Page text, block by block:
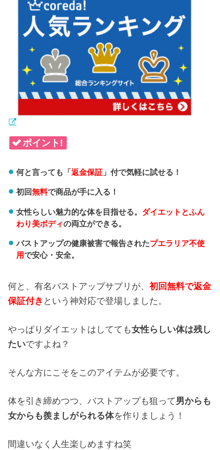
ポイント!
何と言っても「返金保証」付で気軽に試せる！
初回無料で商品が手に入る！
女性らしい魅力的な体を目指せる。 ダイエットとふん
わり美ボディの両立ができる。
バストアップの健康被害で報告されたプエラリア不使
用で安心・安全。
何と、有名バストアップサプリが、初回無料で返金
保証付き という神対応で登場しました。
やっぱりダイエットはしてても女性らしい体は残し
たいですよね？
そんな方にこそをこのアイテムが必要です。
体を引き締めつつ、バストアップも狙って男からも
女からも羨ましがられる体を作りましょう！
間違いなく人生楽しめますね笑